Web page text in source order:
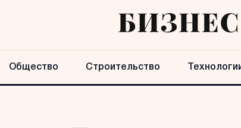
Общество Строительство